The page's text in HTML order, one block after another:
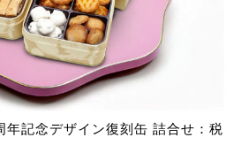
記念デザイン復刻缶 詰合せ：税